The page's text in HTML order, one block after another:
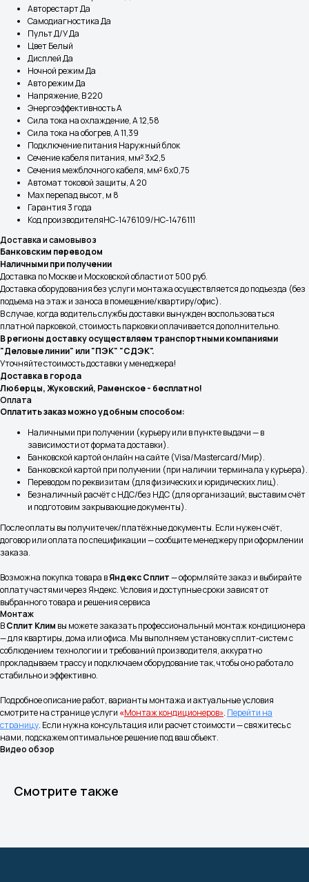
Авторестарт Да
Самодиагностика Да
Пульт Д/У Да
Цвет Белый
Дисплей Да
Ночной режим Да
Авто режим Да
Напряжение, В 220
Энергоэффективность A
Сила тока на охлаждение, А 12,58
Сила тока на обогрев, А 11,39
Подключение питания Наружный блок
Сечение кабеля питания, мм² 3х2,5
Сечения межблочного кабеля, мм² 6х0,75
Автомат токовой защиты, А 20
Max перепад высот, м 8
Гарантия 3 года
Код производителяНС-1476109/НС-1476111
Доставка и самовывоз
Банковским переводом
Наличными при получении
Доставка по Москве и Московской области от 500 руб.
Доставка оборудования без услуги монтажа осуществляется до подъезда (без
подъема на этаж и заноса в помещение/квартиру/офис).
В случае, когда водитель службы доставки вынужден воспользоваться
платной парковкой, стоимость парковки оплачивается дополнительно.
В регионы доставку осуществляем транспортными компаниями
"Деловые линии" или "ПЭК" "СДЭК".
Уточняйте стоимость доставки у менеджера!
Доставка в города
Люберцы, Жуковский, Раменское - бесплатно!
Оплата
Оплатить заказ можно удобным способом:
Наличными при получении (курьеру или в пункте выдачи — в
зависимости от формата доставки).
Банковской картой онлайн на сайте (Visa/Mastercard/Мир).
Банковской картой при получении (при наличии терминала у курьера).
Переводом по реквизитам (для физических и юридических лиц).
Безналичный расчёт с НДС/без НДС (для организаций; выставим счёт
и подготовим закрывающие документы).
После оплаты вы получите чек/платёжные документы. Если нужен счёт,
договор или оплата по спецификации — сообщите менеджеру при оформлении
заказа.
Возможна покупка товара вЯндекс Сплит— оформляйте заказ и выбирайте
оплату частями через Яндекс. Условия и доступные сроки зависят от
выбранного товара и решения сервиса
Монтаж
ВСплит Клим вы можете заказать профессиональный монтаж кондиционера
— для квартиры, дома или офиса. Мы выполняем установку сплит-систем с
соблюдением технологии и требований производителя, аккуратно
прокладываем трассу и подключаем оборудование так, чтобы оно работало
стабильно и эффективно.
Подробное описание работ, варианты монтажа и актуальные условия
смотрите на странице услуги «Монтаж кондиционеров». Перейти на
страницу. Если нужна консультация или расчет стоимости — свяжитесь с
нами, подскажем оптимальное решение под ваш объект.
Видео обзор
Смотрите также
ИНН: 5040179113
Принимаем к оплате
Разделы
Покупателям
© 2026 г. Копирование
материалов сайта
запрещено
Услуги
Москва и Московская область
Контакты
Классические Сплит-Системы
Тепловые насосы
Полупромышленные кондиционеры
О компании
Доставка и оплата
Наши работы
Монтаж кондиционеров
Политика конфиденциальности
Согласие на обработку персональных
данных
Согласие на получение рекламно-
информационных рассылок
Публичная оферта
Правила испрользования Cookie
Ремонт сплит-систем
Обслуживание
кондиционеров
8 (977) 716-54-34
Магазин Шоурум
8 (495) 799-45-89